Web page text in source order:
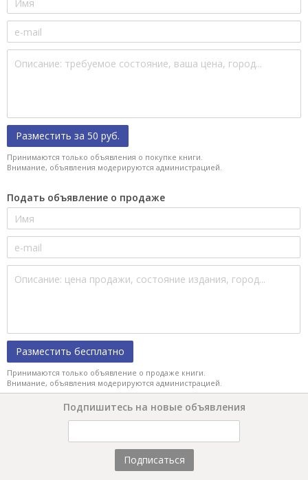
Разместить за 50 руб.
Принимаются только объявления о покупке книги.
Внимание, объявления модерируются администрацией.
Подать объявление о продаже
Разместить бесплатно
Принимаются только объявление о продаже книги.
Внимание, объявления модерируются администрацией.
Подпишитесь на новые объявления
Подписаться